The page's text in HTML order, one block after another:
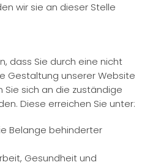
wir sie an dieser Stelle
dass Sie durch eine nicht
Gestaltung unserer Website
sich an die zuständige
Diese erreichen Sie unter:
Belange behinderter
Gesundheit und